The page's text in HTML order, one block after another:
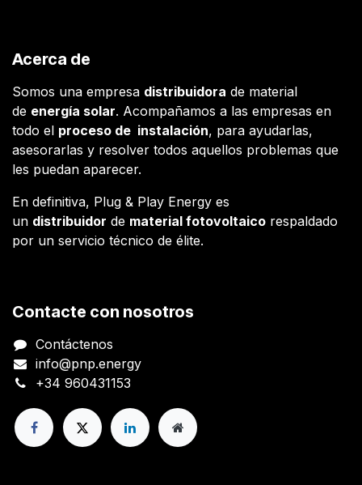
Acerca de
Somos una empresa distribuidora de material
de energía solar. Acompañamos a las empresas en
todo el proceso de instalación, para ayudarlas,
asesorarlas y resolver todos aquellos problemas que
les puedan aparecer.
En definitiva, Plug & Play Energy es
un distribuidor de material fotovoltaico respaldado
por un servicio técnico de élite.
Contacte con nosotros
Contáctenos
info@pnp.energy
+34 960431153